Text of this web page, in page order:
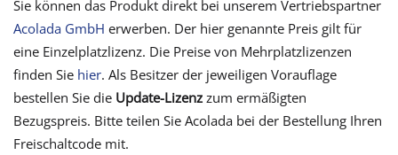
Sie können das Produkt direkt bei unserem Vertriebspartner
Acolada GmbH erwerben. Der hier genannte Preis gilt für
eine Einzelplatzlizenz. Die Preise von Mehrplatzlizenzen
finden Sie hier. Als Besitzer der jeweiligen Vorauflage
bestellen Sie die Update-Lizenz zum ermäßigten
Bezugspreis. Bitte teilen Sie Acolada bei der Bestellung Ihren
Freischaltcode mit.